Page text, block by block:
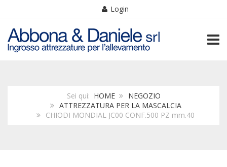
Login
Sei qui: HOME
NEGOZIO
ATTREZZATURA PER LA MASCALCIA
CHIODI MONDIAL JC00 CONF.500 PZ mm.40